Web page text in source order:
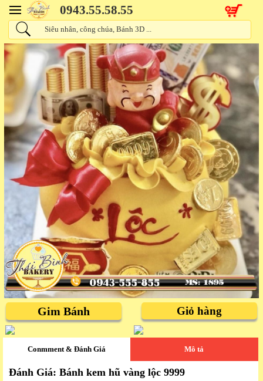
0943.55.58.55
Gim Bánh Giỏ hàng
Conmment & Đánh Giá Mô tả
Đánh Giá: Bánh kem hũ vàng lộc 9999